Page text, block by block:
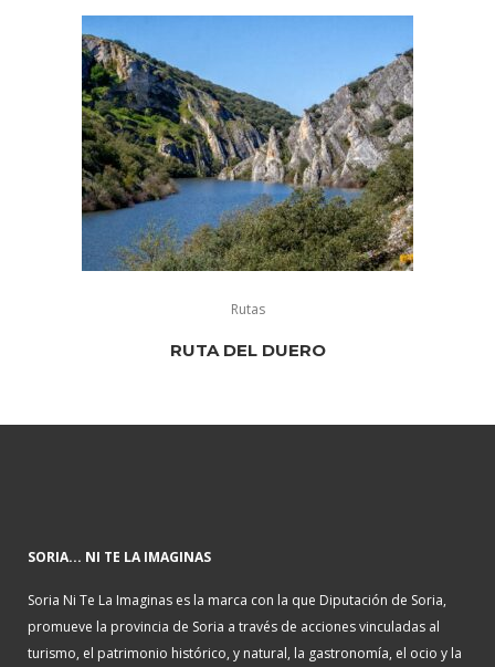
Rutas
RUTA DEL DUERO
SORIA... NI TE LA IMAGINAS
Soria Ni Te La Imaginas es la marca con la que Diputación de Soria,
promueve la provincia de Soria a través de acciones vinculadas al
turismo, el patrimonio histórico, y natural, la gastronomía, el ocio y la